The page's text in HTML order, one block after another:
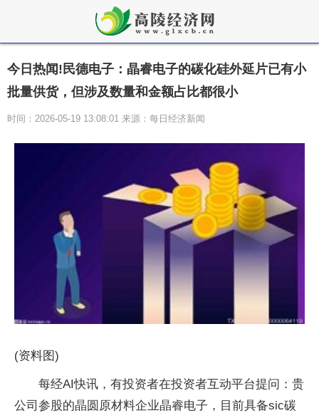
今日热闻!民德电子：晶睿电子的碳化硅外延片已有小
批量供货，但涉及数量和金额占比都很小
时间：2026-05-19 13:08:01 来源：每日经济新闻
(资料图)
每经AI快讯，有投资者在投资者互动平台提问：贵
公司参股的晶圆原材料企业晶睿电子，目前具备sic碳